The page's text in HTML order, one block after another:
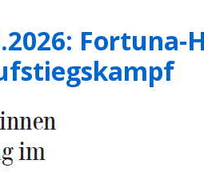
Fortuna-